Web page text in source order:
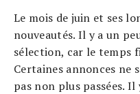
Le mois de juin et ses
nouveautés. Il y a un
sélection, car le temps
Certaines annonces ne
pas non plus passées.